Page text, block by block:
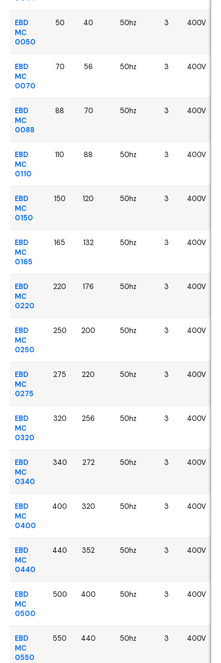
EBD
MC
0050
50 40 50hz 3 400V
EBD
MC
0070
70 56 50hz 3 400V
EBD
MC
0088
88 70 50hz 3 400V
EBD
MC
0110
110 88 50hz 3 400V
EBD
MC
0150
150 120 50hz 3 400V
EBD
MC
0165
165 132 50hz 3 400V
EBD
MC
0220
220 176 50hz 3 400V
EBD
MC
0250
250 200 50hz 3 400V
EBD
MC
0275
275 220 50hz 3 400V
EBD
MC
0320
320 256 50hz 3 400V
EBD
MC
0340
340 272 50hz 3 400V
EBD
MC
0400
400 320 50hz 3 400V
EBD
MC
0440
440 352 50hz 3 400V
EBD
MC
0500
500 400 50hz 3 400V
EBD
MC
0550
550 440 50hz 3 400V